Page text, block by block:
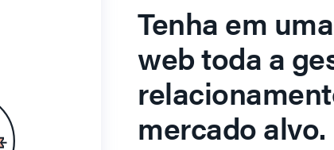
Tenha em
web toda a
mercado alvo.